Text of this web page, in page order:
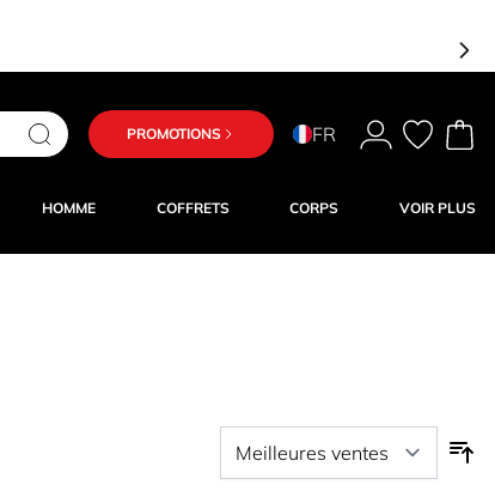
PROMOTIONS FR
HOMME COFFRETS CORPS VOIR PLUS